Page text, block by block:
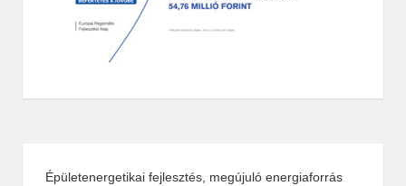
Épületenergetikai fejlesztés, megújuló energiaforrás